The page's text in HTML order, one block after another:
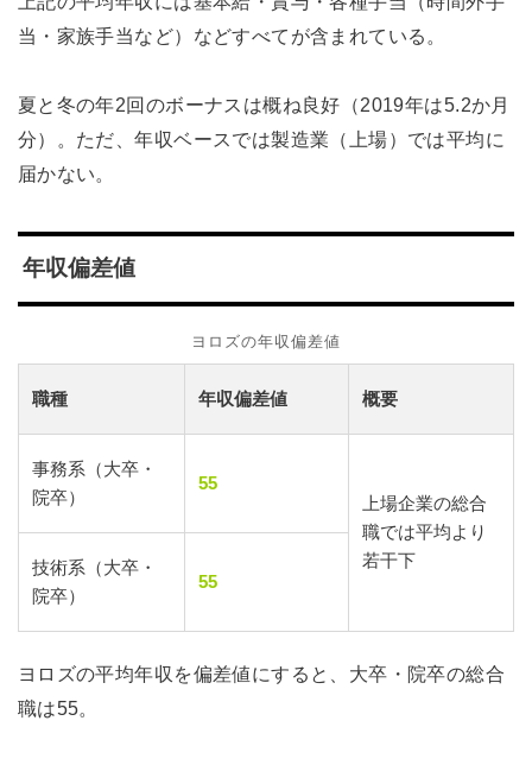
当・家族手当など）などすべてが含まれている。
夏と冬の年2回のボーナスは概ね良好（2019年は5.2か月
分）。ただ、年収ベースでは製造業（上場）では平均に
届かない。
年収偏差値
ヨロズの年収偏差値
職種 年収偏差値 概要
事務系（大卒・
院卒）
55
上場企業の総合
職では平均より
若干下
技術系（大卒・
院卒）
55
ヨロズの平均年収を偏差値にすると、大卒・院卒の総合
職は55。